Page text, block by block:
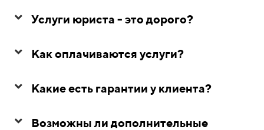
Услуги юриста - это дорого?
Как оплачиваются услуги?
Какие есть гарантии у клиента?
Возможны ли дополнительные